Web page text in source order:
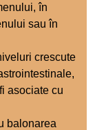
în
sau în
crescute
asociate cu
balonarea